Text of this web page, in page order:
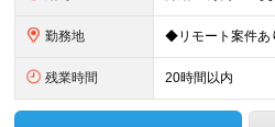
勤務地
残業時間 20時間以内